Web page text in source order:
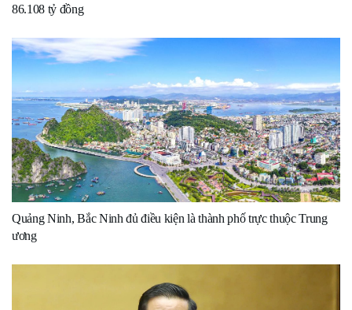
86.108 tỷ đồng
Quảng Ninh, Bắc Ninh đủ điều kiện là thành phố trực thuộc Trung
ương